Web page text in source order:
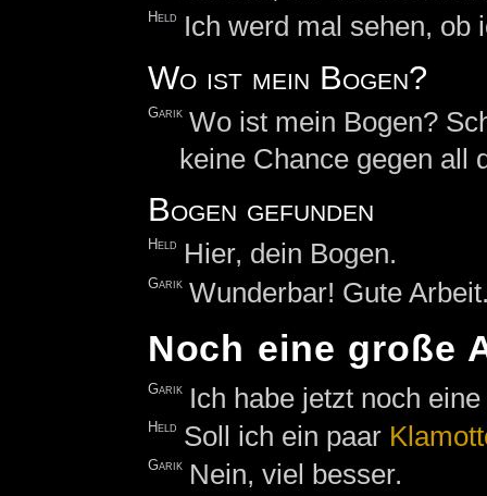
Held Ich werd mal sehen, ob
Wo ist mein Bogen?
Garik Wo ist mein Bogen?
keine Chance gegen all
Bogen gefunden
Held Hier, dein Bogen.
Garik Wunderbar! Gute
Noch eine große
Garik Ich habe jetzt noch
Held Soll ich ein paar
Garik Nein, viel besser.